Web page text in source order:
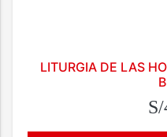
LITURGIA DE LAS